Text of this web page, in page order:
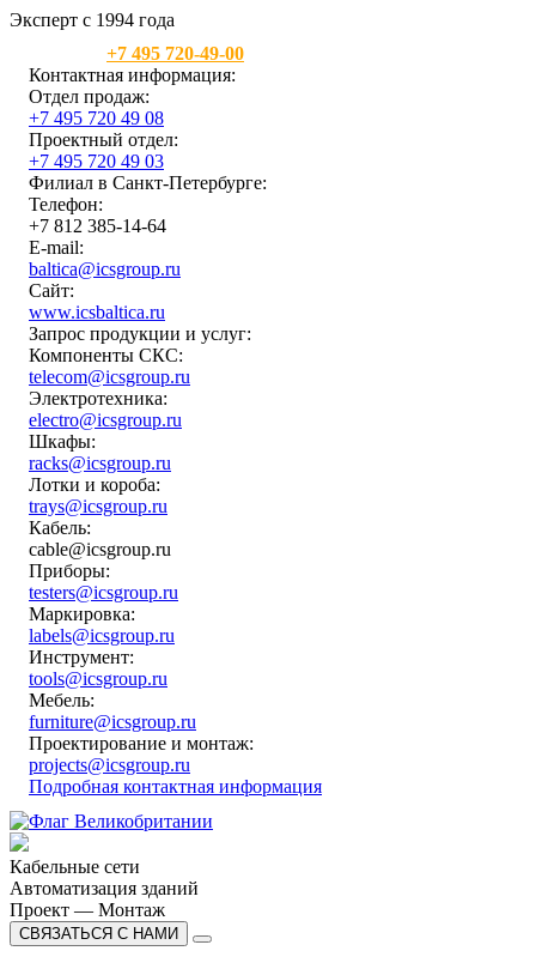
Эксперт с 1994 года
+7 495 720-49-00
Контактная информация:
Отдел продаж:
+7 495 720 49 08
Проектный отдел:
+7 495 720 49 03
Филиал в Санкт-Петербурге:
Телефон:
+7 812 385-14-64
E-mail:
baltica@icsgroup.ru
Сайт:
www.icsbaltica.ru
Запрос продукции и услуг:
Компоненты СКС:
telecom@icsgroup.ru
Электротехника:
electro@icsgroup.ru
Шкафы:
racks@icsgroup.ru
Лотки и короба:
trays@icsgroup.ru
Кабель:
cable@icsgroup.ru
Приборы:
testers@icsgroup.ru
Маркировка:
labels@icsgroup.ru
Инструмент:
tools@icsgroup.ru
Мебель:
furniture@icsgroup.ru
Проектирование и монтаж:
projects@icsgroup.ru
Подробная контактная информация
Кабельные сети
Автоматизация зданий
Проект — Монтаж
СВЯЗАТЬСЯ С НАМИ